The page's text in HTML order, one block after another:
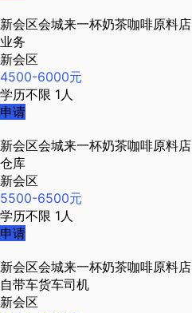
新会区会城来一杯奶茶咖啡原料店
业务
新会区
4500-6000元
学历不限 1人
申请
新会区会城来一杯奶茶咖啡原料店
仓库
新会区
5500-6500元
学历不限 1人
申请
新会区会城来一杯奶茶咖啡原料店
自带车货车司机
新会区